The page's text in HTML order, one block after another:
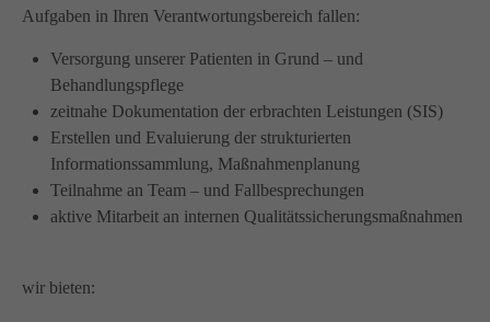
Kontakt
Amicus Pflege GmbH & Co KG
Lipper Weg 11a
45770 Marl
Aufgaben in Ihren Verantwortungsbereich fallen:
Versorgung unserer Patienten in Grund – und
Behandlungspflege
zeitnahe Dokumentation der erbrachten Leistungen (SIS)
Erstellen und Evaluierung der strukturierten
Informationssammlung, Maßnahmenplanung
Teilnahme an Team – und Fallbesprechungen
aktive Mitarbeit an internen Qualitätssicherungsmaßnahmen
wir bieten: